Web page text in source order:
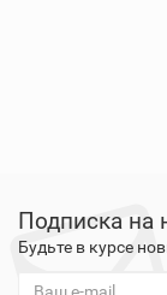
Подписка на
Будьте в курсе